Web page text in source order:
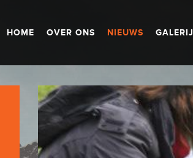
HOME OVER ONS NIEUWS GALERIJ